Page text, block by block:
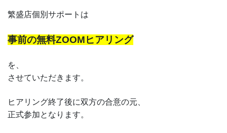
繁盛店個別サポートは
事前の無料ZOOMヒアリング
を、
させていただきます。
ヒアリング終了後に双方の合意の元、
正式参加となります。